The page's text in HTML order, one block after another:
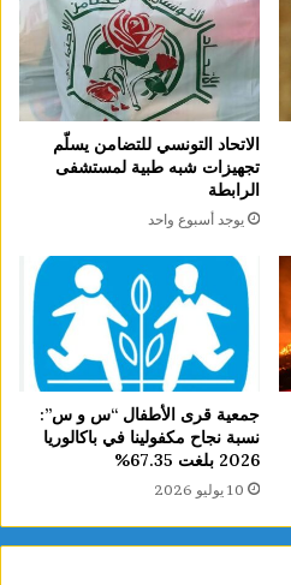
الاتحاد التونسي للتضامن يسلّم
تجهيزات شبه طبية لمستشفى
الرابطة
يوجد أسبوع واحد
جمعية قرى الأطفال “س و س”:
نسبة نجاح مكفولينا في باكالوريا
2026 بلغت 67.35%
10 يوليو 2026